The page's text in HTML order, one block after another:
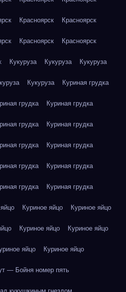
Красноярск Красноярск
Красноярск Красноярск
Кукуруза Кукуруза Кукуруза
Кукуруза Куриная грудка
грудка Куриная грудка
грудка Куриная грудка
грудка Куриная грудка
грудка Куриная грудка
грудка Куриная грудка
Куриное яйцо Куриное яйцо
Куриное яйцо Куриное яйцо
яйцо Куриное яйцо
— Бойня номер пять